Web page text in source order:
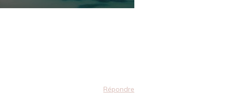
Répondre